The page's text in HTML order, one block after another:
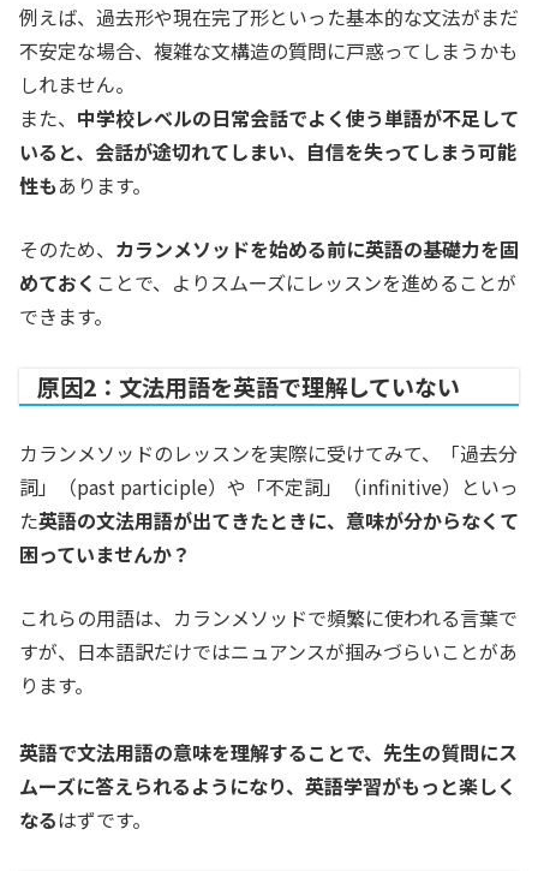
例えば、過去形や現在完了形といった基本的な文法がまだ
不安定な場合、複雑な文構造の質問に戸惑ってしまうかも
しれません。
また、 中学校レベルの日常会話でよく使う単語が不足して
いると、会話が途切れてしまい、自信を失ってしまう可能
性もあります。
そのため、 カランメソッドを始める前に英語の基礎力を固
めておく ことで、よりスムーズにレッスンを進めることが
できます。
原因2：文法用語を英語で理解していない
カランメソッドのレッスンを実際に受けてみて、「過去分
詞」（past participle）や「不定詞」（infinitive）といっ
た英語の文法用語が出てきたときに、意味が分からなくて
困っていませんか？
これらの用語は、カランメソッドで頻繁に使われる言葉で
すが、日本語訳だけではニュアンスが掴みづらいことがあ
ります。
英語で文法用語の意味を理解することで、先生の質問にス
ムーズに答えられるようになり、英語学習がもっと楽しく
なるはずです。